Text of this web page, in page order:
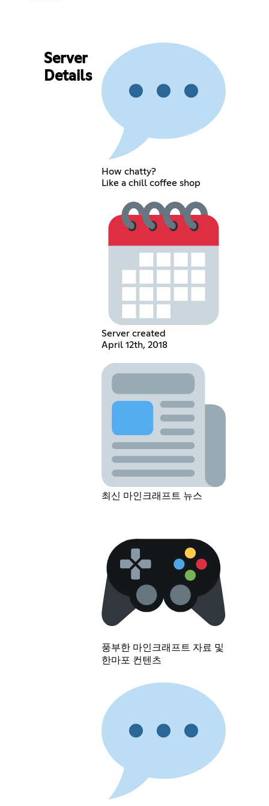
Server
Details
How chatty?
Like a chill coffee shop
Server created
April 12th, 2018
최신 마인크래프트 뉴스
풍부한 마인크래프트 자료 및
한마포 컨텐츠